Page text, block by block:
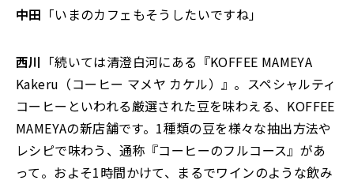
中田 「いまのカフェもそうしたいですね」
西川 「続いては清澄白河にある『KOFFEE MAMEYA
Kakeru（コーヒー マメヤ カケル）』。スペシャルティ
コーヒーといわれる厳選された豆を味わえる、KOFFEE
MAMEYAの新店舗です。1種類の豆を様々な抽出方法や
レシピで味わう、通称『コーヒーのフルコース』があ
って。およそ1時間かけて、まるでワインのような飲み